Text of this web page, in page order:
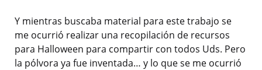
Y mientras buscaba material para este trabajo se
me ocurrió realizar una recopilación de recursos
para Halloween para compartir con todos Uds. Pero
la pólvora ya fue inventada… y lo que se me ocurrió